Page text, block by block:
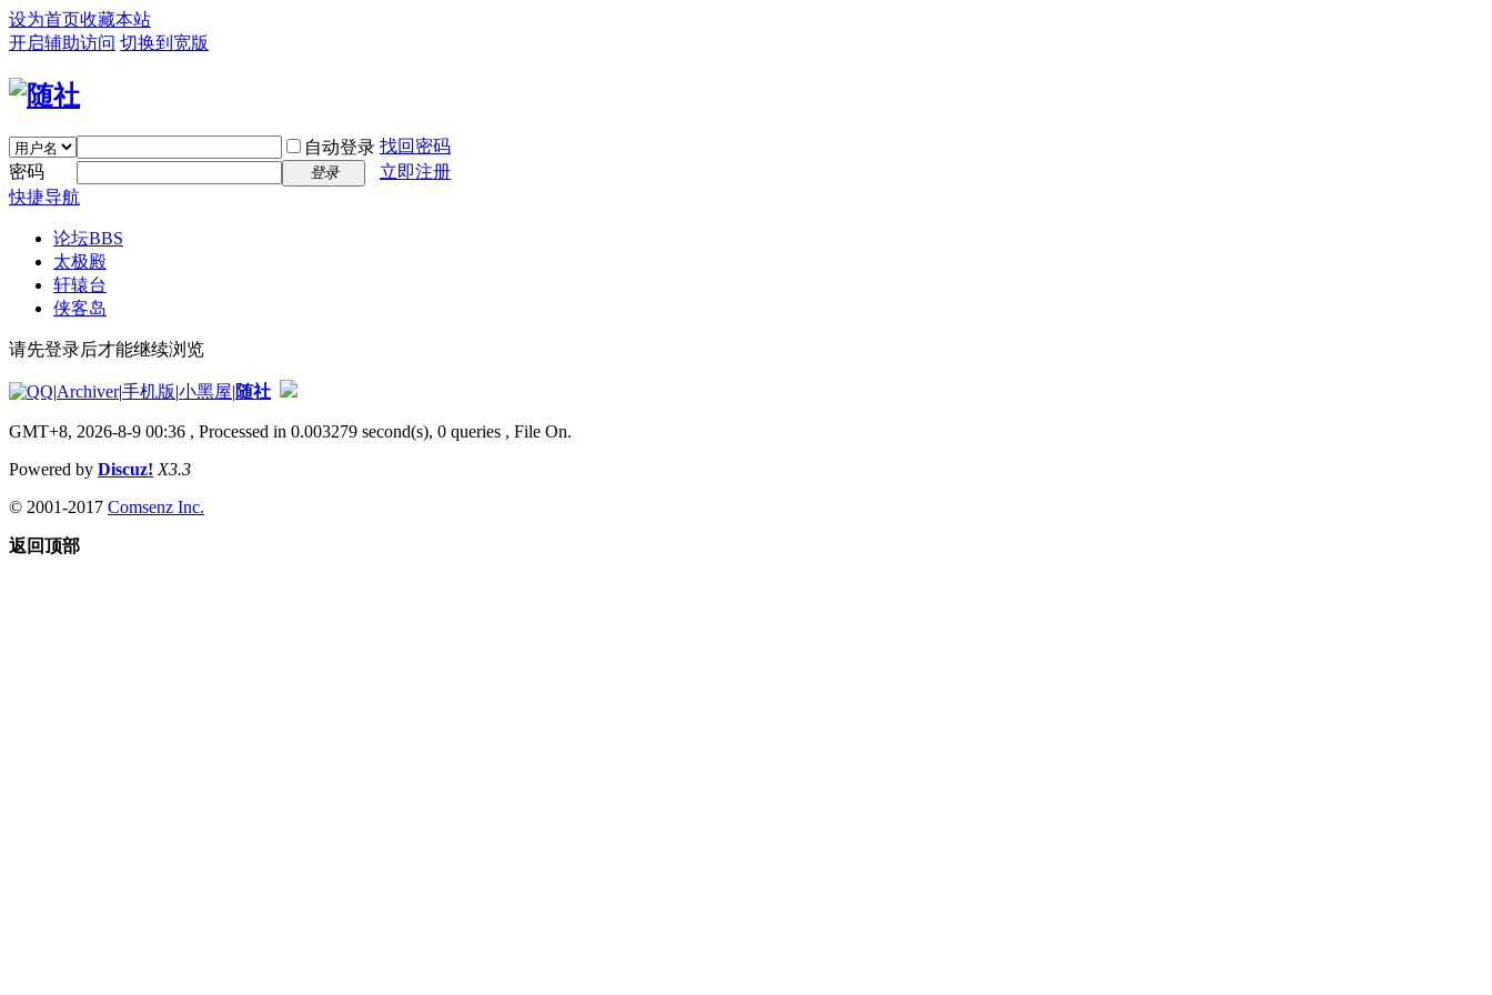
设为首页收藏本站
开启辅助访问 切换到宽版
自动登录 找回密码
密码
登录
立即注册
快捷导航
论坛BBS
太极殿
轩辕台
侠客岛
请先登录后才能继续浏览
|Archiver|手机版|小黑屋|随社
GMT+8, 2026-8-9 00:36 , Processed in 0.003279 second(s), 0 queries , File On.
Powered by Discuz! X3.3
© 2001-2017 Comsenz Inc.
返回顶部